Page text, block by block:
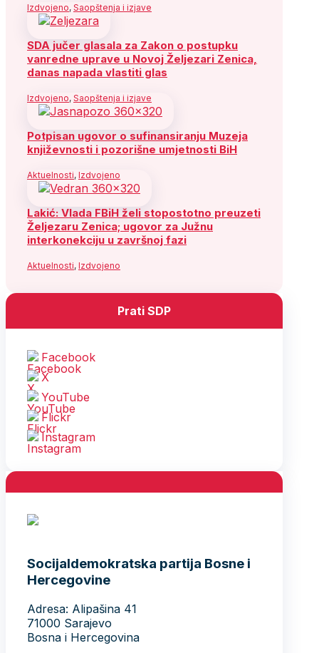
Izdvojeno, Saopštenja i izjave
SDA jučer glasala za Zakon o postupku
vanredne uprave u Novoj Željezari Zenica,
danas napada vlastiti glas
Izdvojeno, Saopštenja i izjave
Potpisan ugovor o sufinansiranju Muzeja
književnosti i pozorišne umjetnosti BiH
Aktuelnosti, Izdvojeno
Lakić: Vlada FBiH želi stopostotno preuzeti
Željezaru Zenica; ugovor za Južnu
interkonekciju u završnoj fazi
Aktuelnosti, Izdvojeno
Prati SDP
Facebook
X
YouTube
Flickr
Instagram
Socijaldemokratska partija Bosne i
Hercegovine
Adresa: Alipašina 41
71000 Sarajevo
Bosna i Hercegovina